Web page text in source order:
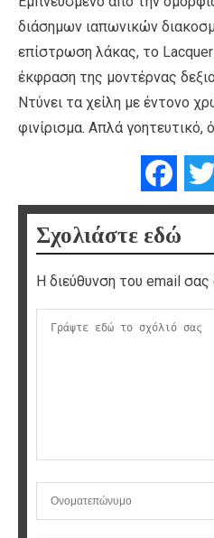
διάσημων ιαπωνικών
επίστρωση λάκας, το Lacquer
έκφραση της μοντέρνας
Ντύνει τα χείλη με έντονο
φινίρισμα. Απλά γοητευτικό,
Σχολιάστε εδώ
Η διεύθυνση του email σας